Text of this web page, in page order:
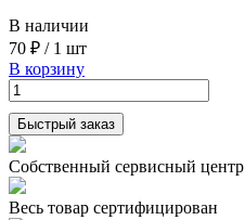
В наличии
70 ₽ / 1 шт
В корзину
Быстрый заказ
Собственный сервисный центр
Весь товар сертифицирован